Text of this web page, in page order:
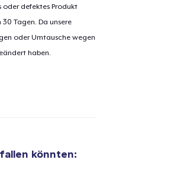
oder defektes Produkt
Tagen. Da unsere
oder Umtausche wegen
haben.
könnten:
Einkaufswagen